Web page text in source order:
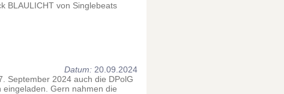
BLAULICHT von Singlebeats
Datum: 20.09.2024
September 2024 auch die DPolG
Gern nahmen die